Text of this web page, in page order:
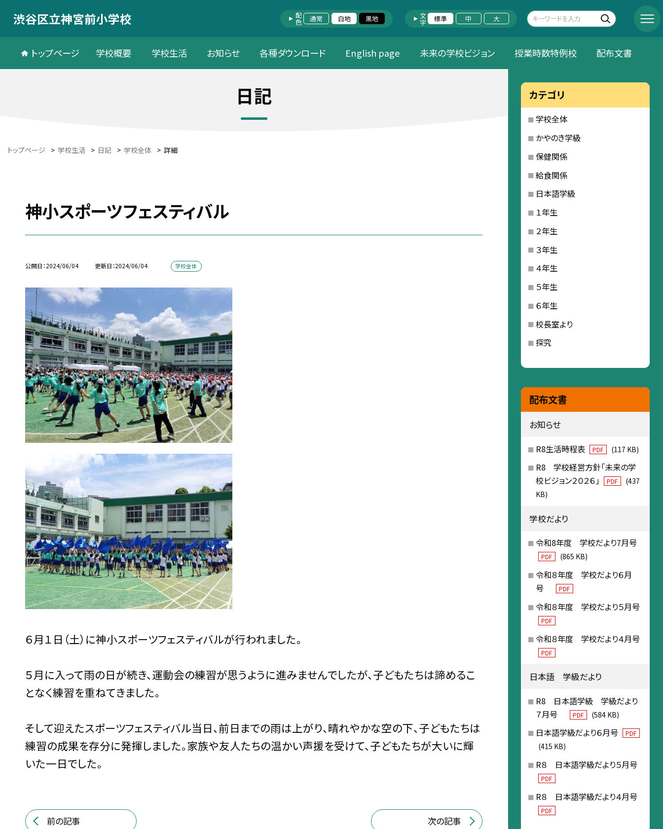
渋谷区立神宮前小学校 配色 通常 白地 黒地 文字 標準 中 大
トップページ 学校概要 学校生活 お知らせ 各種ダウンロード English page 未来の学校ビジョン 授業時数特例校 配布文書
日記
トップページ > 学校生活 > 日記 > 学校全体 > 詳細
神小スポーツフェスティバル
公開日 2024/06/04 更新日 2024/06/04 学校全体
６月１日（土）に神小スポーツフェスティバルが行われました。
５月に入って雨の日が続き、運動会の練習が思うように進みませんでしたが、子どもたちは諦めるこ
となく練習を重ねてきました。
そして迎えたスポーツフェスティバル当日、前日までの雨は上がり、晴れやかな空の下、子どもたちは
練習の成果を存分に発揮しました。家族や友人たちの温かい声援を受けて、子どもたちが大いに輝
いた一日でした。
前の記事 次の記事
カテゴリ
学校全体
かやのき学級
保健関係
給食関係
日本語学級
１年生
２年生
３年生
４年生
５年生
６年生
校長室より
探究
配布文書
お知らせ
R8生活時程表 PDF (117 KB)
R8 学校経営方針「未来の学
校ビジョン２０２６」
PDF
(437
KB)
学校だより
令和8年度 学校だより7月号
PDF (865 KB)
令和８年度 学校だより６月
号
PDF
令和８年度 学校だより５月号
PDF
令和８年度 学校だより４月号
PDF
日本語 学級だより
R8 日本語学級 学級だより
７月号
PDF (584 KB)
日本語学級だより６月号 PDF
(415 KB)
R８ 日本語学級だより５月号
PDF
R８ 日本語学級だより４月号
PDF